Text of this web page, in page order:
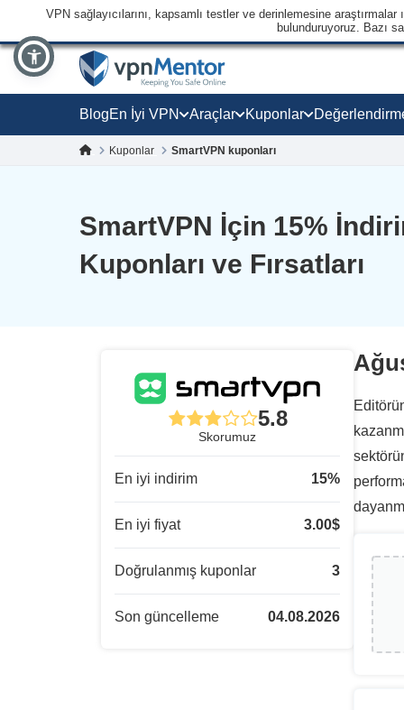
VPN sağlayıcılarını, kapsamlı testler ve derinlemesine
bulunduruyoruz. Bazı
BlogEn İyi VPN Araçlar Kuponlar
Kuponlar SmartVPN kuponları
SmartVPN İçin 15%
Kuponları ve Fırsatları
5.8
Skorumuz
En iyi indirim 15%
En iyi fiyat 3.00$
Doğrulanmış kuponlar 3
Son güncelleme 04.08.2026